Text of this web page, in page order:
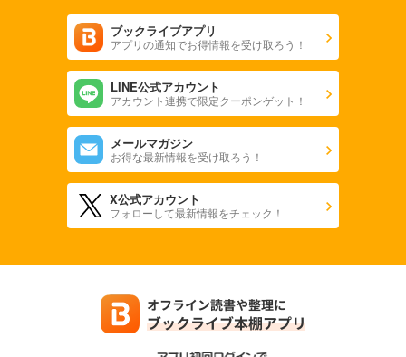
ブックライブアプリ
アプリの通知でお得情報を受け取ろう！
LINE公式アカウント
アカウント連携で限定クーポンゲット！
メールマガジン
お得な最新情報を受け取ろう！
X公式アカウント
フォローして最新情報をチェック！